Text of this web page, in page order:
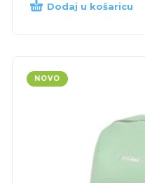
Dodaj u košaricu
NOVO